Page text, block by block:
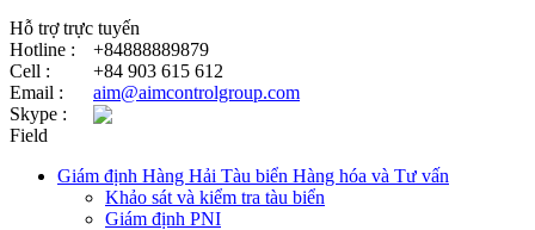
Hỗ trợ trực tuyến
Hotline :
+84888889879
Cell :
+84 903 615 612
Email :
aim@aimcontrolgroup.com
Skype :
Field
Giám định Hàng Hải Tàu biển Hàng hóa và Tư vấn
Khảo sát và kiểm tra tàu biển
Giám định PNI